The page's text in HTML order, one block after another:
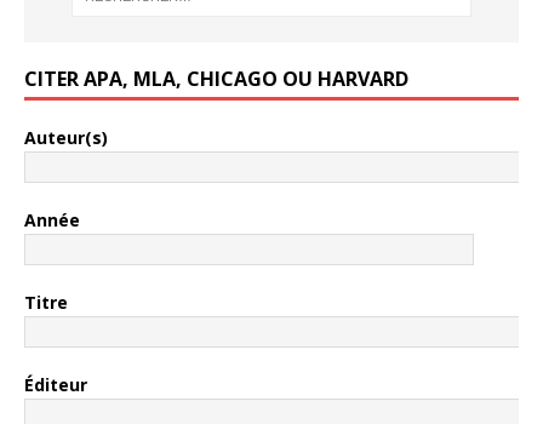
CITER APA, MLA, CHICAGO OU HARVARD
Auteur(s)
Année
Titre
Éditeur